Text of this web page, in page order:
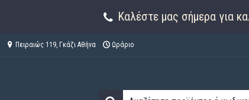
Καλέστε μας σήμερα για
Πειραιώς 119, Γκάζι Αθήνα Ωράριο